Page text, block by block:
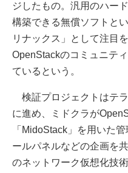
ジしたもの。汎用のハー
構築できる無償ソフトと
リナックス」として注目
OpenStackのコミュニテ
ているという。
検証プロジェクトはテ
に進め、ミドクラが
「MidoStack」を用いた
ールパネルなどの企画を
のネットワーク仮想化技